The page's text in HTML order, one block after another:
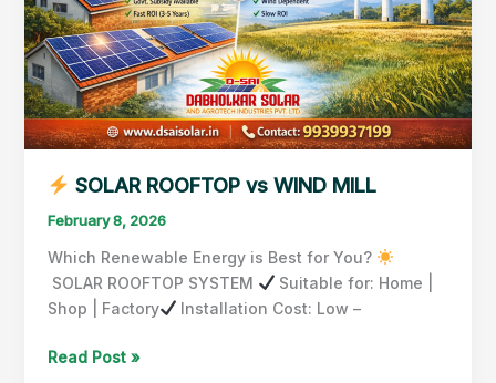
SOLAR ROOFTOP vs WIND MILL
February 8, 2026
Which Renewable Energy is Best for You?
SOLAR ROOFTOP SYSTEM
Suitable for: Home |
Shop | Factory
Installation Cost: Low –
Read Post »